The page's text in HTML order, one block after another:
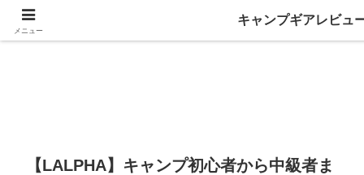
【LALPHA】キャンプ初心者から中級者ま
メニュー
キャンプギアレビュ